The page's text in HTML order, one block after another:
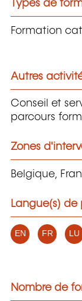
Types de
Formation
Autres
Conseil et
parcours
Zones
Belgique,
Langue(s) de
EN FR LU
Nombre de